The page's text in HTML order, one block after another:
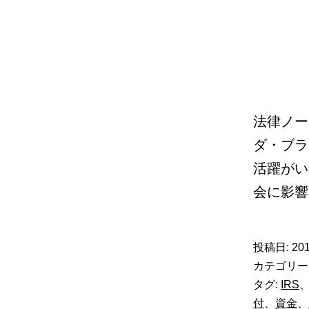
法律ノ
ダ・ブ
活躍が
会に影
投稿日:
カテゴリ
タグ:
IRS
付
資金